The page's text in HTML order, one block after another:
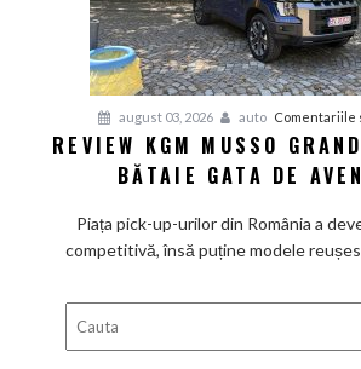
august 03, 2026 auto Comentariile
REVIEW KGM MUSSO
BĂTAIE GATA DE
Piața pick-up-urilor din România a
competitivă, însă puține modele